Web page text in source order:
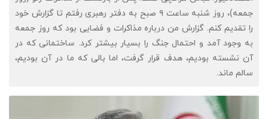
جمعه)، روز شنبه ساعت ۹ صبح به دفتر رهبری رفتم تا گزارش خود
را تقدیم کنم. گزارش من درباره مذاکرات و فضایی بود که روز جمعه
به وجود آمد و احتمال جنگ را بسیار بیشتر کرد. ساختمانی که در
آن نشسته بودیم، هدف قرار گرفت، اما بالی که ما در آن بودیم،
سالم ماند.